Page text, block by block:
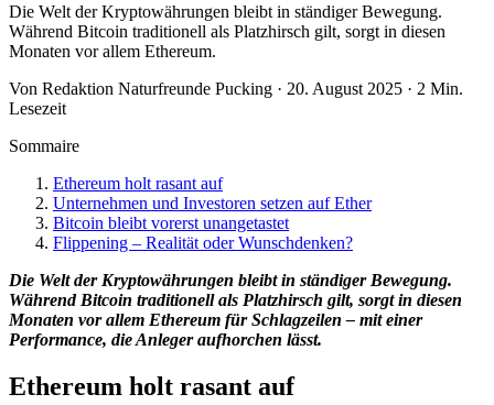
Die Welt der Kryptowährungen bleibt in ständiger Bewegung.
Während Bitcoin traditionell als Platzhirsch gilt, sorgt in diesen
Monaten vor allem Ethereum.
Von Redaktion Naturfreunde Pucking · 20. August 2025 · 2 Min.
Lesezeit
Sommaire
Ethereum holt rasant auf
Unternehmen und Investoren setzen auf Ether
Bitcoin bleibt vorerst unangetastet
Flippening – Realität oder Wunschdenken?
Die Welt der Kryptowährungen bleibt in ständiger Bewegung.
Während Bitcoin traditionell als Platzhirsch gilt, sorgt in diesen
Monaten vor allem Ethereum für Schlagzeilen – mit einer
Performance, die Anleger aufhorchen lässt.
Ethereum holt rasant auf